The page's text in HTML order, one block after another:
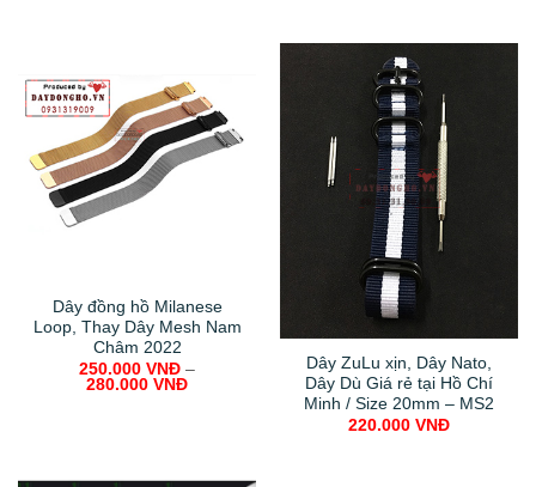
Dây đồng hồ Milanese
Loop, Thay Dây Mesh Nam
Châm 2022
250.000 VNĐ –
280.000 VNĐ
Dây ZuLu xịn, Dây Nato,
Dây Dù Giá rẻ tại Hồ Chí
Minh / Size 20mm – MS2
220.000 VNĐ